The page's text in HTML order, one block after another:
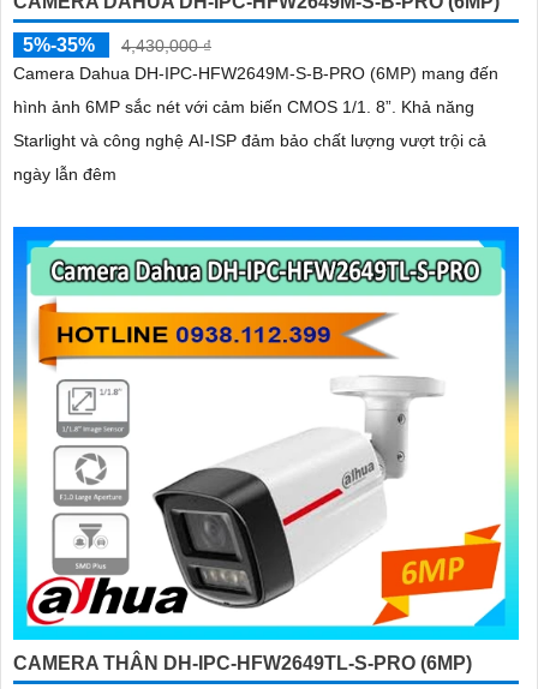
5%-35%
4,430,000 ₫
Camera Dahua DH-IPC-HFW2649M-S-B-PRO (6MP) mang đến
hình ảnh 6MP sắc nét với cảm biến CMOS 1/1. 8”. Khả năng
Starlight và công nghệ AI-ISP đảm bảo chất lượng vượt trội cả
ngày lẫn đêm
CAMERA THÂN DH-IPC-HFW2649TL-S-PRO (6MP)